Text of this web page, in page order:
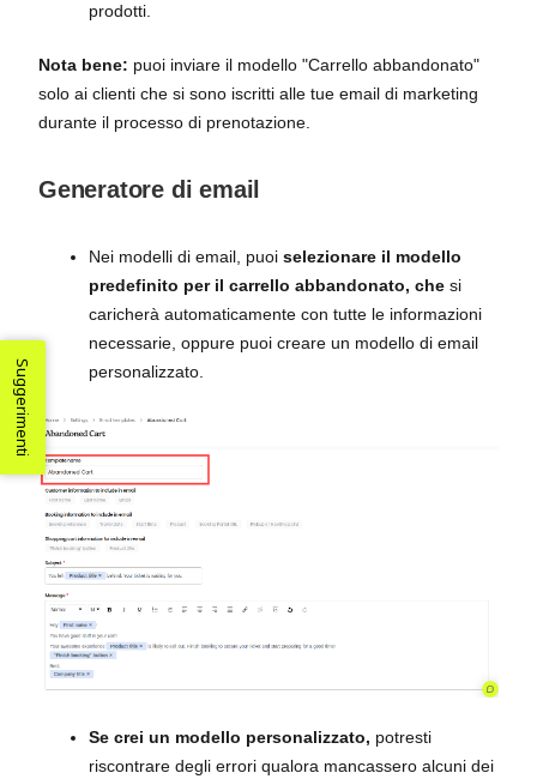
prodotti.
Nota bene: puoi inviare il modello "Carrello abbandonato"
solo ai clienti che si sono iscritti alle tue email di marketing
durante il processo di prenotazione.
Generatore di email
Nei modelli di email, puoi selezionare il modello
predefinito per il carrello abbandonato, che si
caricherà automaticamente con tutte le informazioni
necessarie, oppure puoi creare un modello di email
personalizzato.
Se crei un modello personalizzato, potresti
riscontrare degli errori qualora mancassero alcuni dei
Suggerimenti